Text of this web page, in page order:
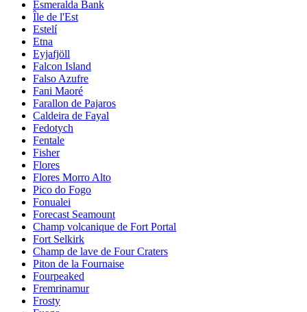
Esmeralda Bank
Île de l'Est
Estelí
Etna
Eyjafjöll
Falcon Island
Falso Azufre
Fani Maoré
Farallon de Pajaros
Caldeira de Fayal
Fedotych
Fentale
Fisher
Flores
Flores Morro Alto
Pico do Fogo
Fonualei
Forecast Seamount
Champ volcanique de Fort Portal
Fort Selkirk
Champ de lave de Four Craters
Piton de la Fournaise
Fourpeaked
Fremrinamur
Frosty